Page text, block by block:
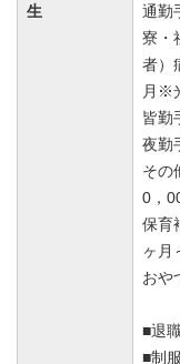
生
通勤
寮・
者）
月※
皆勤
夜勤
その
0，
保育
ヶ月
おや
■退
■制